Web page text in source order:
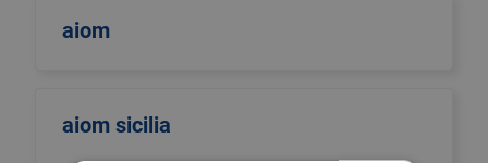
aiom
aiom sicilia